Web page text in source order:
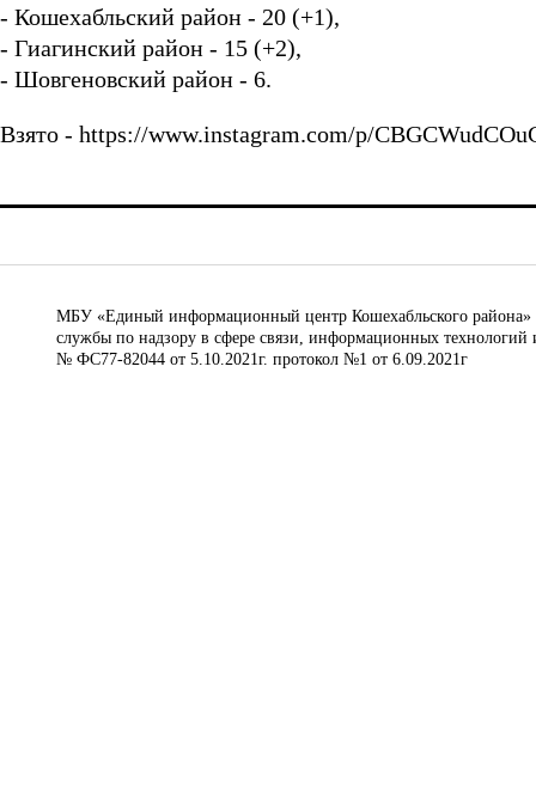
- Кошехабльский район - 20 (+1),
- Гиагинский район - 15 (+2),
- Шовгеновский район - 6.
Взято - https://www.instagram.com/p/
МБУ «Единый информационный центр Кошехабльского района»
службы по надзору в сфере связи, информационных
№ ФС77-82044 от 5.10.2021г. протокол №1 от 6.09.2021г